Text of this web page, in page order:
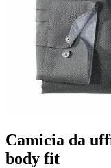
Camicia da
body fit